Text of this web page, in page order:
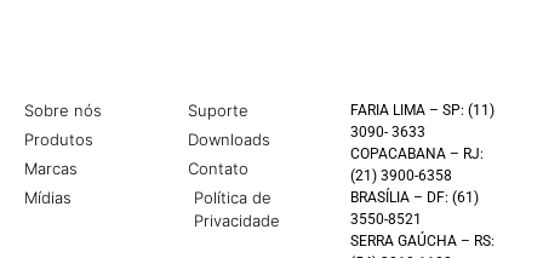
Sobre nós
Produtos
Marcas
Mídias
Suporte
Downloads
Contato
Política de
Privacidade
FARIA LIMA – SP: (11)
3090- 3633
COPACABANA – RJ:
(21) 3900-6358
BRASÍLIA – DF: (61)
3550-8521
SERRA GAÚCHA – RS: